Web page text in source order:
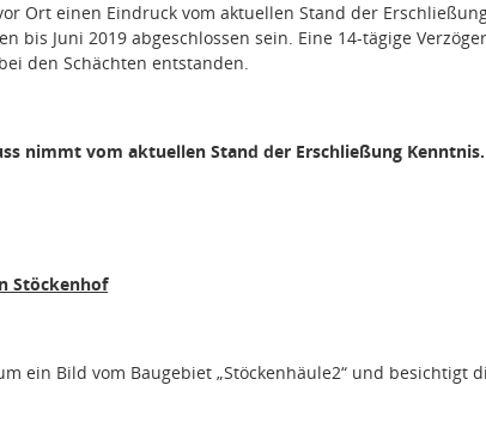
Ort einen Eindruck vom aktuellen Stand der
bis Juni 2019 abgeschlossen sein. Eine 14-tägige
den Schächten entstanden.
nimmt vom aktuellen Stand der Erschließung Kenntnis.
Stöckenhof
ein Bild vom Baugebiet „Stöckenhäule2“ und besichtigt